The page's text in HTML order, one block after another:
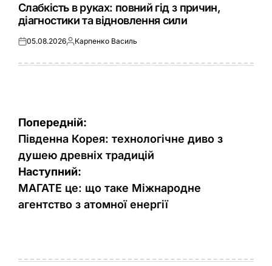
Слабкість в руках: повний гід з причин,
діагностики та відновлення сили
Оприлюднено
05.08.2026Опубліковано
Карпенко Василь
Навігація
записів
Попередній:
Південна Корея: технологічне диво з
душею древніх традицій
Наступний:
МАГАТЕ це: що таке Міжнародне
агентство з атомної енергії